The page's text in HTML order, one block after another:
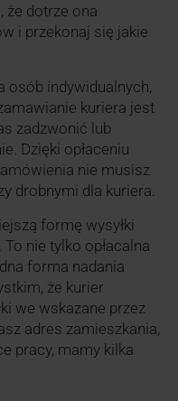
że dotrze ona
i przekonaj się jakie
osób indywidualnych,
kuriera jest
zadzwonić lub
Dzięki opłaceniu
nie musisz
drobnymi dla kuriera.
formę wysyłki
nie tylko opłacalna
forma nadania
że kurier
we wskazane przez
adres zamieszkania,
pracy, mamy kilka